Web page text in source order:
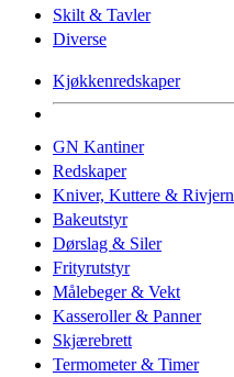
Skilt & Tavler
Diverse
Kjøkkenredskaper
GN Kantiner
Redskaper
Kniver, Kuttere & Rivjern
Bakeutstyr
Dørslag & Siler
Frityrutstyr
Målebeger & Vekt
Kasseroller & Panner
Skjærebrett
Termometer & Timer